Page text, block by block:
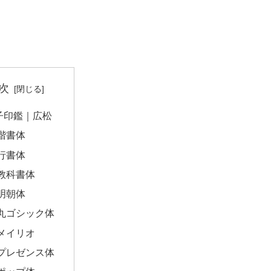
印鑑｜広松
書体
書体
科書体
朝体
ゴシック体
イリオ
レゼンス体